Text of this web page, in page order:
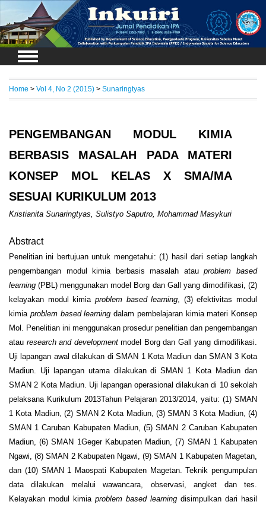
Login
Home > Vol 4, No 2 (2015) > Sunaringtyas
PENGEMBANGAN MODUL KIMIA
BERBASIS MASALAH PADA MATERI
KONSEP MOL KELAS X SMA/MA
SESUAI KURIKULUM 2013
Kristianita Sunaringtyas, Sulistyo Saputro, Mohammad Masykuri
Abstract
Penelitian ini bertujuan untuk mengetahui: (1) hasil dari setiap langkah
pengembangan modul kimia berbasis masalah atauproblem based
learning(PBL) menggunakan model Borg dan Gall yang dimodifikasi, (2)
kelayakan modul kimia problem based learning, (3) efektivitas modul
kimia problem based learning dalam pembelajaran kimia materi Konsep
Mol. Penelitian ini menggunakan prosedur penelitian dan pengembangan
atau research and developmentmodel Borg dan Gall yang dimodifikasi.
Uji lapangan awal dilakukan di SMAN 1 Kota Madiun dan SMAN 3 Kota
Madiun. Uji lapangan utama dilakukan di SMAN 1 Kota Madiun dan
SMAN 2 Kota Madiun. Uji lapangan operasional dilakukan di 10 sekolah
pelaksana Kurikulum 2013Tahun Pelajaran 2013/2014, yaitu: (1) SMAN
1 Kota Madiun, (2) SMAN 2 Kota Madiun, (3) SMAN 3 Kota Madiun, (4)
SMAN 1 Caruban Kabupaten Madiun, (5) SMAN 2 Caruban Kabupaten
Madiun, (6) SMAN 1Geger Kabupaten Madiun, (7) SMAN 1 Kabupaten
Ngawi, (8) SMAN 2 Kabupaten Ngawi, (9) SMAN 1 Kabupaten Magetan,
dan (10) SMAN 1 Maospati Kabupaten Magetan. Teknik pengumpulan
data dilakukan melalui wawancara, observasi, angket dan tes.
Kelayakan modul kimia problem based learning disimpulkan dari hasil